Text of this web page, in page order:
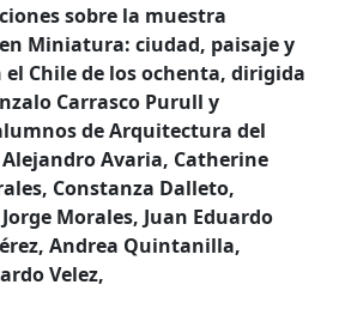
sobre la muestra
Miniatura: ciudad, paisaje y
Chile de los ochenta, dirigida
Carrasco Purull y
de Arquitectura del
Avaria, Catherine
Constanza Dalleto,
Morales, Juan Eduardo
Andrea Quintanilla,
Velez,